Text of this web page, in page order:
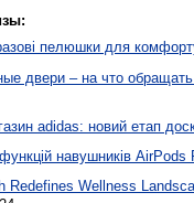
пелюшки для
двери – на что
adidas: новий етап
навушників
Redefines Wellness